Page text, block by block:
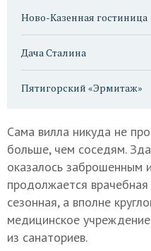
Ново-Казенная гостиница
Дача Сталина
Пятигорский «Эрмитаж»
Сама вилла никуда не
больше, чем соседям.
оказалось заброшенным
продолжается
сезонная, а вполне
медицинское
из санаториев.